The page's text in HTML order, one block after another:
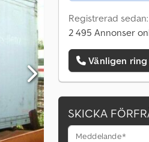
Registrerad
2 495 Annonser
Vänligen
SKICKA
Meddelande*